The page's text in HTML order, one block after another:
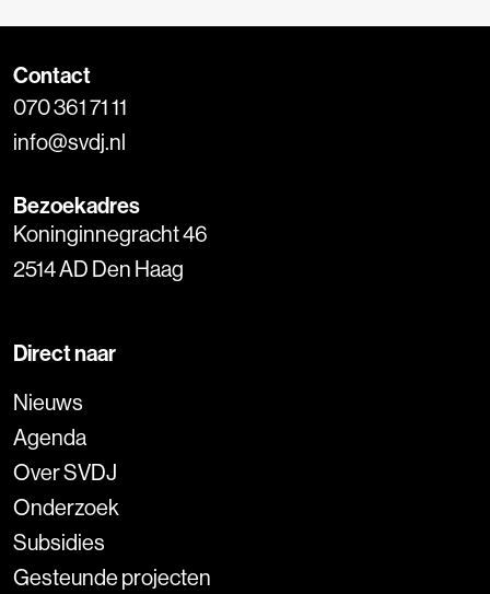
Contact
070 361 71 11
info@svdj.nl
Bezoekadres
Koninginnegracht 46
2514 AD Den Haag
Direct naar
Nieuws
Agenda
Over SVDJ
Onderzoek
Subsidies
Gesteunde projecten